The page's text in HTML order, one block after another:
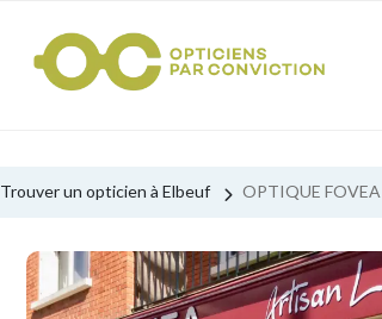
Trouver un opticien à Elbeuf OPTIQUE FOVEA